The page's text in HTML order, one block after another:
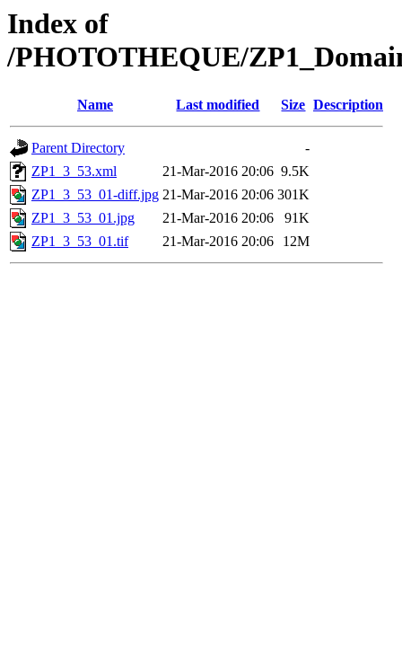
Index of
/PHOTOTHEQUE/
Name Last modified Size Description
Parent Directory
-
ZP1_3_53.xml
21-Mar-2016 20:06 9.5K
ZP1_3_53_01-diff.jpg 21-Mar-2016 20:06 301K
ZP1_3_53_01.jpg
21-Mar-2016 20:06
91K
ZP1_3_53_01.tif
21-Mar-2016 20:06 12M